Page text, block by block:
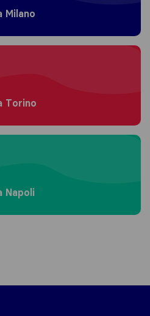
Milano
Torino
Napoli